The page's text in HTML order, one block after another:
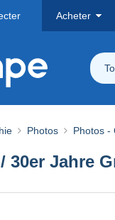
Acheter
Photos Photos -
30er Jahre